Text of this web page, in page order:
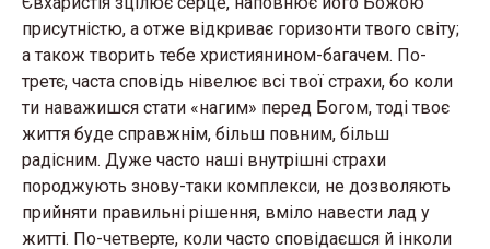
присутністю, а отже відкриває горизонти твого світу;
а також творить тебе християнином-багачем. По-
третє, часта сповідь нівелює всі твої страхи, бо коли
ти наважишся стати «нагим» перед Богом, тоді твоє
життя буде справжнім, більш повним, більш
радісним. Дуже часто наші внутрішні страхи
породжують знову-таки комплекси, не дозволяють
прийняти правильні рішення, вміло навести лад у
житті. По-четверте, коли часто сповідаєшся й інколи